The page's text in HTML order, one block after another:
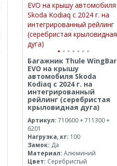
Багажник Thule WingBar
EVO на крышу
автомобиля Skoda
Kodiaq с 2024 г. на
интегрированный
рейлинг (серебристая
крыловидная дуга)
Артикул: 710600 + 711300 +
6201
Нагрузка, кг: 100
Замок: Да
Материал: Алюминий
Цвет: Серебристый